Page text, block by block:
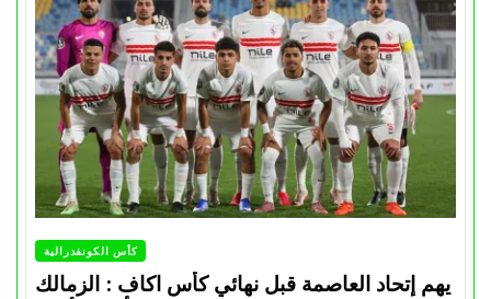
كأس الكونفدرالية
يهم إتحاد العاصمة قبل نهائي كأس اكاف : الزمالك